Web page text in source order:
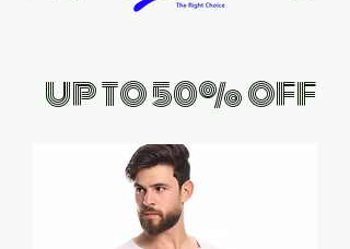
UP TO 50% OFF